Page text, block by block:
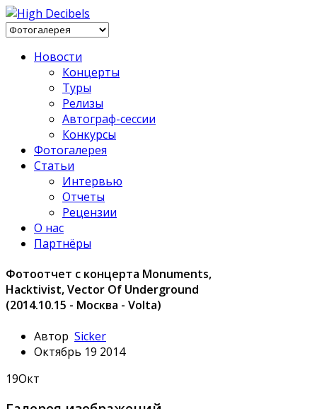
Новости
Концерты
Туры
Релизы
Автограф-сессии
Конкурсы
Фотогалерея
Статьи
Интервью
Отчеты
Рецензии
О нас
Партнёры
Фотоотчет с концерта Monuments,
Hacktivist, Vector Of Underground
(2014.10.15 - Москва - Volta)
Автор Sicker
Октябрь 19 2014
19Окт